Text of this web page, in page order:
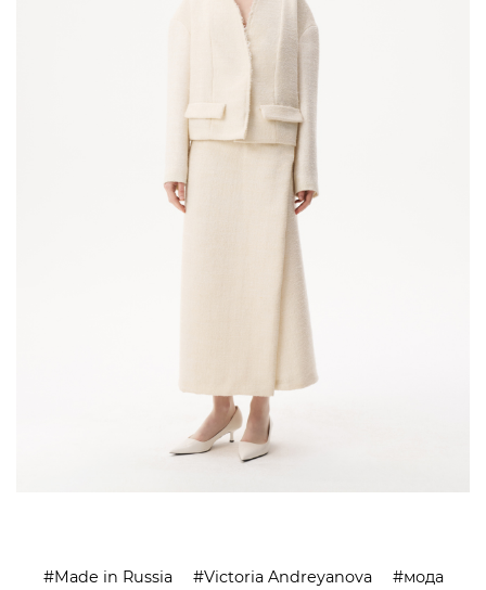
Made in Russia Victoria Andreyanova
мода